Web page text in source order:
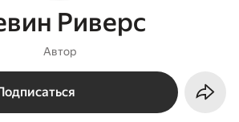
Риверс
Автор